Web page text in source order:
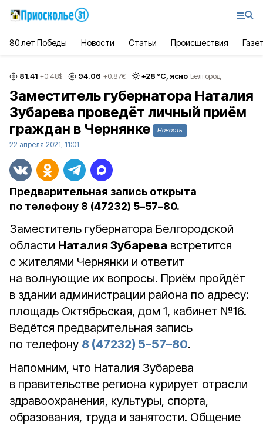
80 лет Победы Новости Статьи Происшествия
81.41 +0.48$ 94.06 +0.87€ +28 °С, ясно Белгород
Заместитель губернатора Наталия
Зубарева проведёт личный приём
граждан в Чернянке
Новость
22 апреля 2021, 11:01
Предварительная запись открыта
по телефону 8 (47232) 5–57–80.
Заместитель губернатора Белгородской
области Наталия Зубарева встретится
с жителями Чернянки и ответит
на волнующие их вопросы. Приём пройдёт
в здании администрации района по адресу:
площадь Октябрьская, дом 1, кабинет №16.
Ведётся предварительная запись
по телефону 8 (47232) 5–57–80.
Напомним, что Наталия Зубарева
в правительстве региона курирует отрасли
здравоохранения, культуры, спорта,
образования, труда и занятости. Общение